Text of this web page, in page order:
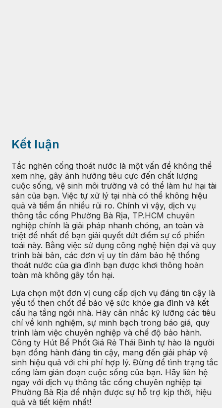
Kết luận
Tắc nghẽn cống thoát nước là một vấn đề không thể
xem nhẹ, gây ảnh hưởng tiêu cực đến chất lượng
cuộc sống, vệ sinh môi trường và có thể làm hư hại tài
sản của bạn. Việc tự xử lý tại nhà có thể không hiệu
quả và tiềm ẩn nhiều rủi ro. Chính vì vậy, dịch vụ
thông tắc cống Phường Bà Rịa, TP.HCM chuyên
nghiệp chính là giải pháp nhanh chóng, an toàn và
triệt để nhất để bạn giải quyết dứt điểm sự cố phiền
toái này. Bằng việc sử dụng công nghệ hiện đại và quy
trình bài bản, các đơn vị uy tín đảm bảo hệ thống
thoát nước của gia đình bạn được khơi thông hoàn
toàn mà không gây tổn hại.
Lựa chọn một đơn vị cung cấp dịch vụ đáng tin cậy là
yếu tố then chốt để bảo vệ sức khỏe gia đình và kết
cấu hạ tầng ngôi nhà. Hãy cân nhắc kỹ lưỡng các tiêu
chí về kinh nghiệm, sự minh bạch trong báo giá, quy
trình làm việc chuyên nghiệp và chế độ bảo hành.
Công ty Hút Bể Phốt Giá Rẻ Thái Bình tự hào là người
bạn đồng hành đáng tin cậy, mang đến giải pháp vệ
sinh hiệu quả với chi phí hợp lý. Đừng để tình trạng tắc
cống làm gián đoạn cuộc sống của bạn. Hãy liên hệ
ngay với dịch vụ thông tắc cống chuyên nghiệp tại
Phường Bà Rịa để nhận được sự hỗ trợ kịp thời, hiệu
quả và tiết kiệm nhất!